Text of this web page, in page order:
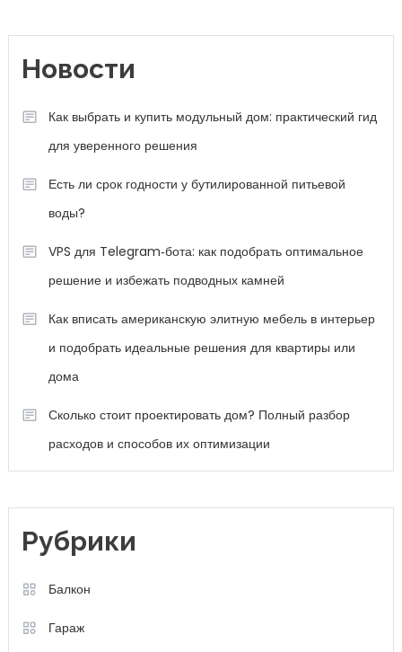
Новости
Как выбрать и купить модульный дом: практический гид
для уверенного решения
Есть ли срок годности у бутилированной питьевой
воды?
VPS для Telegram‑бота: как подобрать оптимальное
решение и избежать подводных камней
Как вписать американскую элитную мебель в интерьер
и подобрать идеальные решения для квартиры или
дома
Сколько стоит проектировать дом? Полный разбор
расходов и способов их оптимизации
Рубрики
Балкон
Гараж